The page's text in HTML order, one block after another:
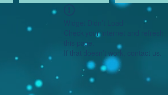
Check your internet and refresh
this page.
If that doesn’t work, contact us.